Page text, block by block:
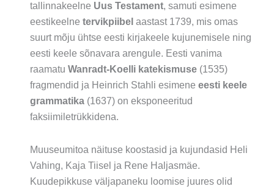
tallinnakeelne Uus Testament, samuti esimene
eestikeelnetervikpiibel aastast 1739, mis omas
suurt mõju ühtse eesti kirjakeele kujunemisele ning
eesti keele sõnavara arengule. Eesti vanima
raamatuWanradt-Koelli katekismuse (1535)
fragmendid ja Heinrich Stahli esimeneeesti keele
grammatika (1637) on eksponeeritud
faksiimiletrükkidena.
Muuseumitoa näituse koostasid ja kujundasid Heli
Vahing, Kaja Tiisel ja Rene Haljasmäe.
Kuudepikkuse väljapaneku loomise juures olid